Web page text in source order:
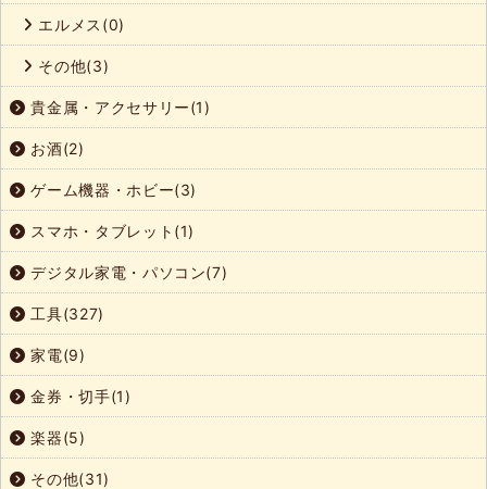
エルメス(0)
その他(3)
貴金属・アクセサリー(1)
お酒(2)
ゲーム機器・ホビー(3)
スマホ・タブレット(1)
デジタル家電・パソコン(7)
工具(327)
家電(9)
金券・切手(1)
楽器(5)
その他(31)